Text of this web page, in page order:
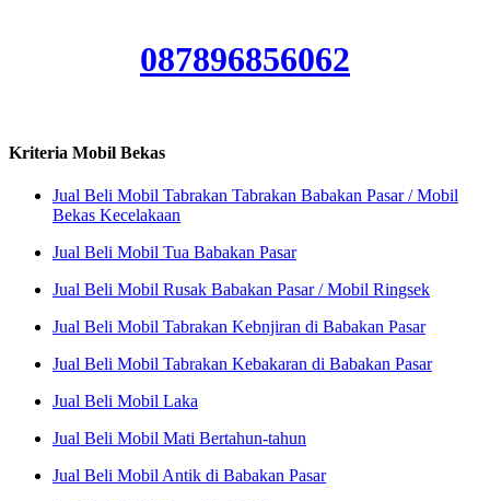
087896856062
Kriteria Mobil Bekas
Jual Beli Mobil Tabrakan Tabrakan Babakan Pasar / Mobil
Bekas Kecelakaan
Jual Beli Mobil Tua Babakan Pasar
Jual Beli Mobil Rusak Babakan Pasar / Mobil Ringsek
Jual Beli Mobil Tabrakan Kebnjiran di Babakan Pasar
Jual Beli Mobil Tabrakan Kebakaran di Babakan Pasar
Jual Beli Mobil Laka
Jual Beli Mobil Mati Bertahun-tahun
Jual Beli Mobil Antik di Babakan Pasar